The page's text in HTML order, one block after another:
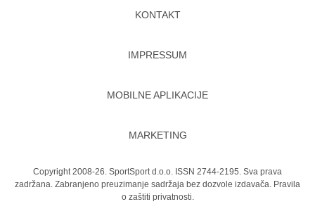
KONTAKT
IMPRESSUM
MOBILNE APLIKACIJE
MARKETING
Copyright 2008-26. SportSport d.o.o. ISSN 2744-2195. Sva prava
zadržana. Zabranjeno preuzimanje sadržaja bez dozvole izdavača. Pravila
o zaštiti privatnosti.